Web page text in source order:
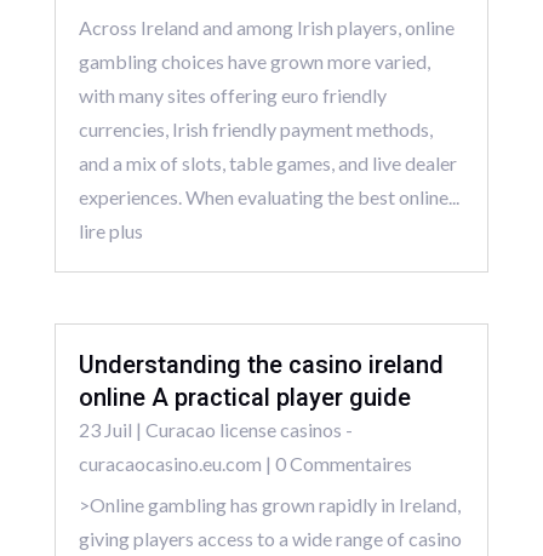
Across Ireland and among Irish players, online
gambling choices have grown more varied,
with many sites offering euro friendly
currencies, Irish friendly payment methods,
and a mix of slots, table games, and live dealer
experiences. When evaluating the best online...
lire plus
Understanding the casino ireland
online A practical player guide
23 Juil | Curacao license casinos -
curacaocasino.eu.com | 0 Commentaires
>Online gambling has grown rapidly in Ireland,
giving players access to a wide range of casino